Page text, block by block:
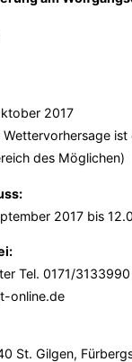
2017
ist
des Möglichen)
2017 bis
Tel. 0171/
online.de
St. Gilgen,